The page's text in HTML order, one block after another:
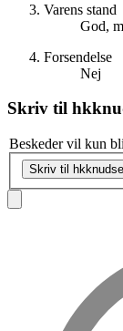
Varens stand
God,
Forsendelse
Nej
Skriv til
Beskeder vil kun
Skriv til